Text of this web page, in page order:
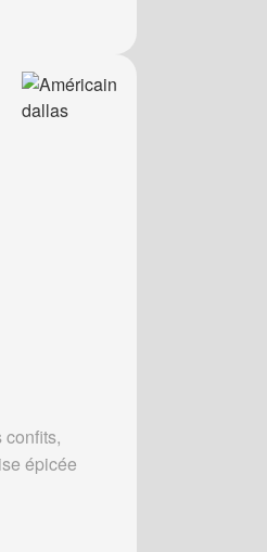
confits,
épicée